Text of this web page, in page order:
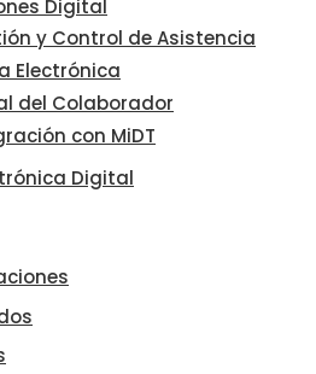
Digital
y Control de Asistencia
Electrónica
del Colaborador
con MiDT
Digital